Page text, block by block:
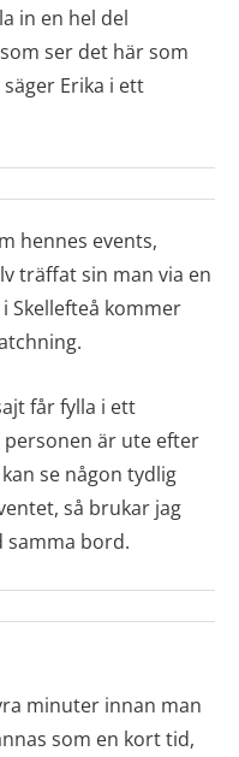
in en hel del
ser det här som
Erika i ett
hennes events,
träffat sin man via en
Skellefteå kommer
får fylla i ett
är ute efter
se någon tydlig
så brukar jag
samma bord.
minuter innan man
som en kort tid,